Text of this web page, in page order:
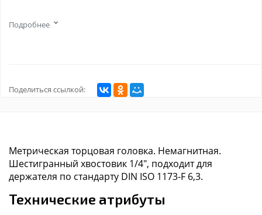
Подробнее
Поделиться ссылкой:
Метрическая торцовая головка. Немагнитная.
Шестигранный хвостовик 1/4", подходит для
держателя по стандарту DIN ISO 1173-F 6,3.
Технические атрибуты